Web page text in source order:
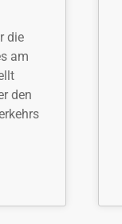
die
am
den